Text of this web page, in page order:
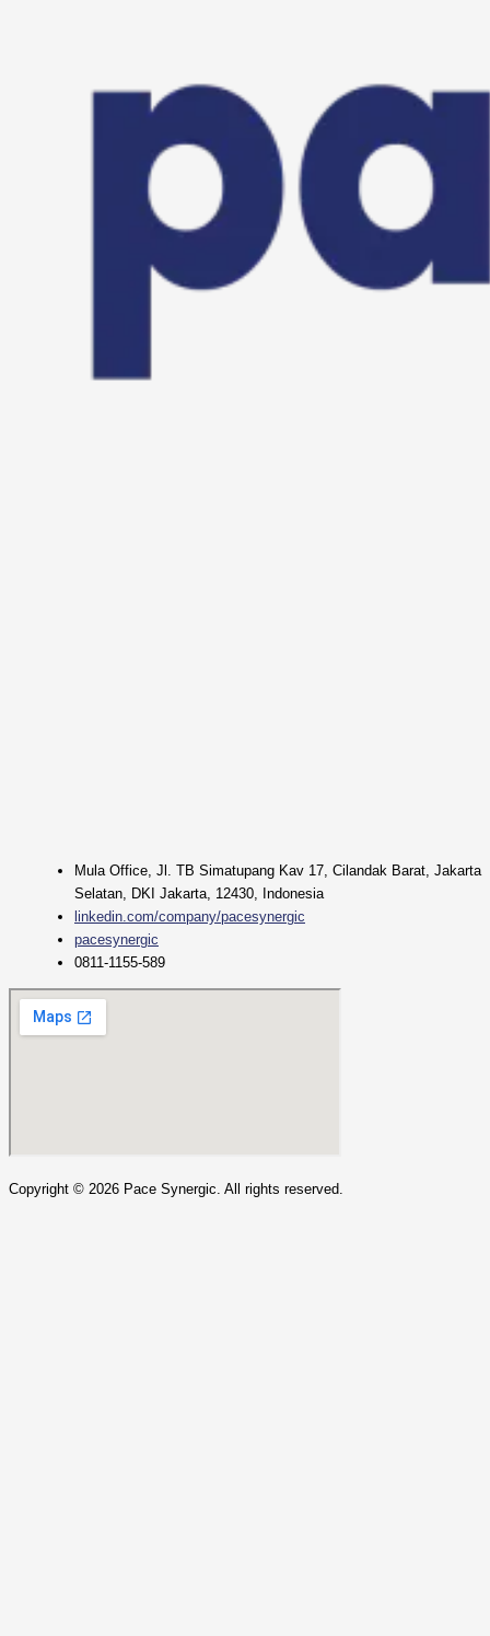
Mula Office, Jl. TB Simatupang Kav 17, Cilandak Barat, Jakarta
Selatan, DKI Jakarta, 12430, Indonesia
linkedin.com/company/pacesynergic
pacesynergic
0811-1155-589
Copyright © 2026 Pace Synergic. All rights reserved.